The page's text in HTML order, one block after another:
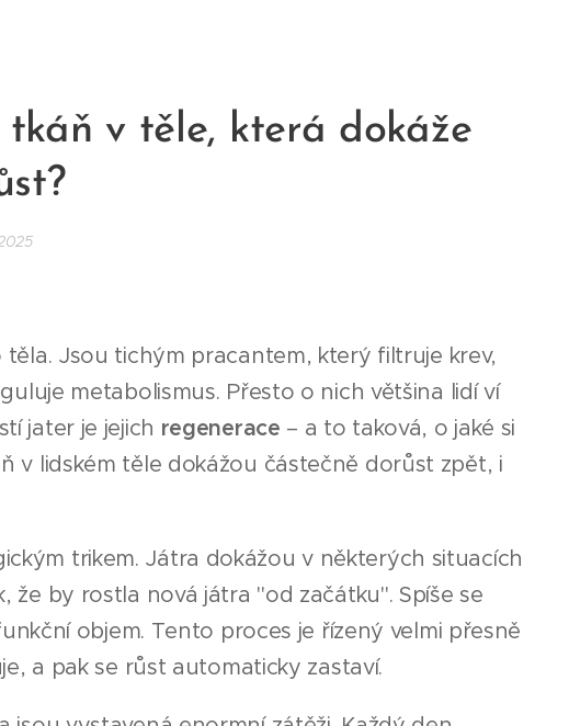
v těle, která dokáže
Jsou tichým pracantem, který filtruje krev,
metabolismus. Přesto o nich většina lidí ví
jater je jejich regenerace – a to taková, o jaké si
v lidském těle dokážou částečně dorůst zpět, i
trikem. Játra dokážou v některých situacích
že by rostla nová játra "od začátku". Spíše se
objem. Tento proces je řízený velmi přesně
a pak se růst automaticky zastaví.